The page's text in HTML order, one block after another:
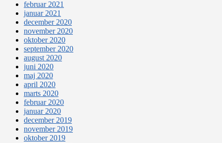
februar 2021
januar 2021
december 2020
november 2020
oktober 2020
september 2020
august 2020
juni 2020
maj 2020
april 2020
marts 2020
februar 2020
januar 2020
december 2019
november 2019
oktober 2019